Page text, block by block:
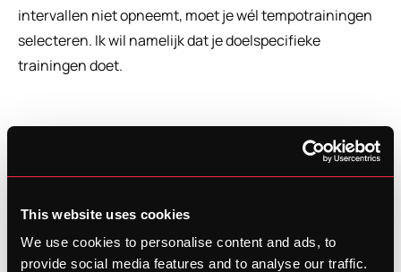
This website uses cookies
We use cookies to personalise content and ads, to
provide social media features and to analyse our traffic.
intervallen niet opneemt, moet je wél tempotrainingen
selecteren. Ik wil namelijk dat je doelspecifieke
trainingen doet.
Vrijheid, binnen de coaching
Voor alle duidelijkheid: deze functie betekent niet "doe
maar op". Elk schema is nog steeds opgebouwd rond de
fysiologische aanpassingen die nodig zijn om je doel te